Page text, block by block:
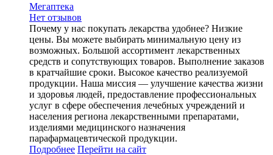
Мегаптека
Нет отзывов
Почему у нас покупать лекарства удобнее? Низкие
цены. Вы можете выбирать минимальную цену из
возможных. Большой ассортимент лекарственных
средств и сопутствующих товаров. Выполнение заказов
в кратчайшие сроки. Высокое качество реализуемой
продукции. Наша миссия — улучшение качества жизни
и здоровья людей, предоставление профессиональных
услуг в сфере обеспечения лечебных учреждений и
населения региона лекарственными препаратами,
изделиями медицинского назначения
парафармацевтической продукции.
Подробнее Перейти на сайт